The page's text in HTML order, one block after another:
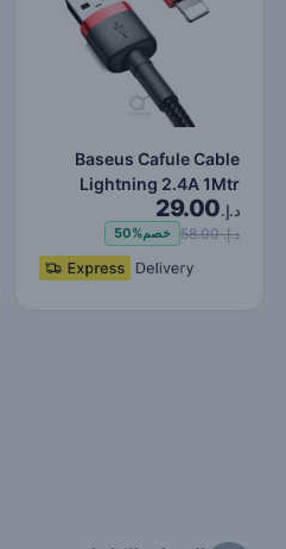
Baseus Cafule Cable
Lightning 2.4A 1Mtr
Red+Black
د.إ.29.00
د.إ. 58.00 خصم50%